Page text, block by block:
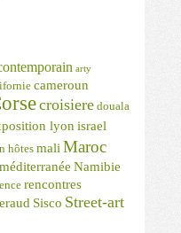
arty
cameroun
croisiere douala
lyon israel
hôtes mali Maroc
méditerranée Namibie
rencontres
Sisco Street-art